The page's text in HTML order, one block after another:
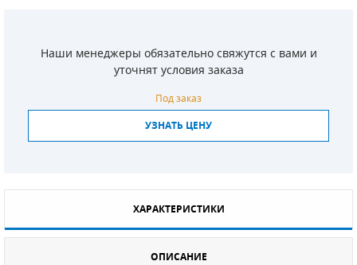
Наши менеджеры обязательно свяжутся с вами и
уточнят условия заказа
Под заказ
УЗНАТЬ ЦЕНУ
ХАРАКТЕРИСТИКИ
ОПИСАНИЕ
СМЕННЫЕ ЭЛЕМЕНТЫ МАГИСТРАЛЬНЫХ
ДЛЯ АДСОРБЦИОННЫХ ОСУШИТЕЛЕЙ
ДЕТАЛИ ДВС